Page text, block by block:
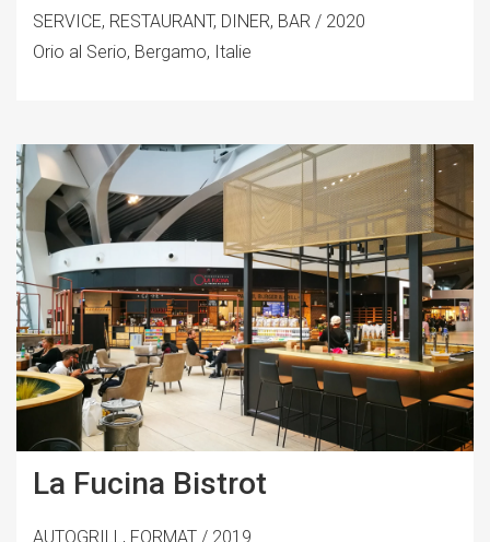
SERVICE, RESTAURANT, DINER, BAR / 2020
Orio al Serio, Bergamo, Italie
La Fucina Bistrot
AUTOGRILL, FORMAT / 2019